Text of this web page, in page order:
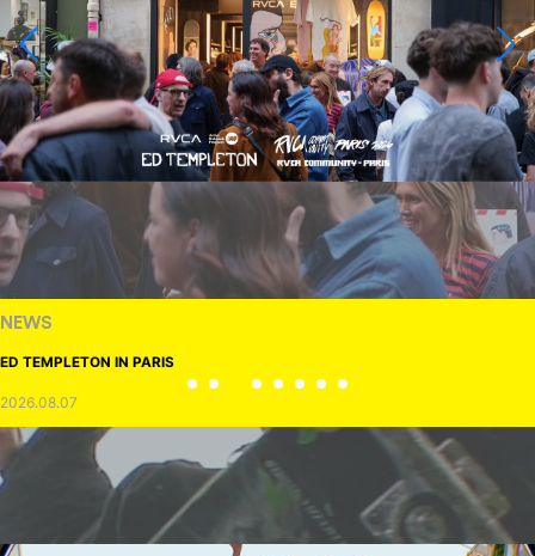
NEWS
ED TEMPLETON IN PARIS
2026.08.07